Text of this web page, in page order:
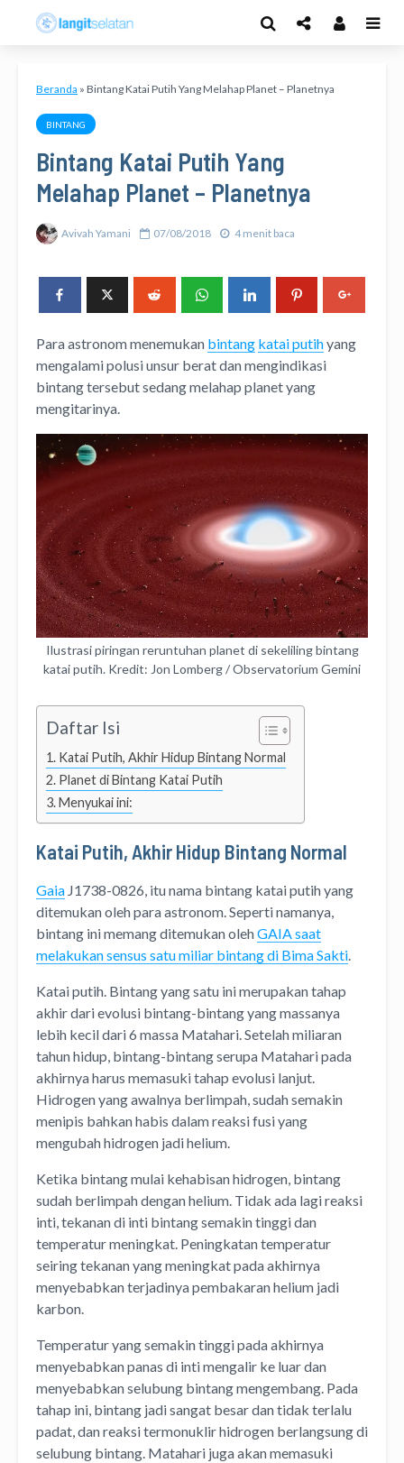
Beranda » Bintang Katai Putih Yang Melahap Planet – Planetnya
BINTANG
Bintang Katai Putih Yang
Melahap Planet – Planetnya
Avivah Yamani 07/08/2018 4 menit baca
Para astronom menemukan bintang katai putihyang
mengalami polusi unsur berat dan mengindikasi
bintang tersebut sedang melahap planet yang
mengitarinya.
Ilustrasi piringan reruntuhan planet di sekeliling bintang
katai putih. Kredit: Jon Lomberg / Observatorium Gemini
Daftar Isi
Katai Putih, Akhir Hidup Bintang Normal
Planet di Bintang Katai Putih
Menyukai ini:
Katai Putih, Akhir Hidup Bintang Normal
Gaia J1738-0826, itu nama bintang katai putih yang
ditemukan oleh para astronom. Seperti namanya,
bintang ini memang ditemukan olehGAIA saat
melakukan sensus satu miliar bintang di Bima Sakti.
Katai putih. Bintang yang satu ini merupakan tahap
akhir dari evolusi bintang-bintang yang massanya
lebih kecil dari 6 massa Matahari. Setelah miliaran
tahun hidup, bintang-bintang serupa Matahari pada
akhirnya harus memasuki tahap evolusi lanjut.
Hidrogen yang awalnya berlimpah, sudah semakin
menipis bahkan habis dalam reaksi fusi yang
mengubah hidrogen jadi helium.
Ketika bintang mulai kehabisan hidrogen, bintang
sudah berlimpah dengan helium. Tidak ada lagi reaksi
inti, tekanan di inti bintang semakin tinggi dan
temperatur meningkat. Peningkatan temperatur
seiring tekanan yang meningkat pada akhirnya
menyebabkan terjadinya pembakaran helium jadi
karbon.
Temperatur yang semakin tinggi pada akhirnya
menyebabkan panas di inti mengalir ke luar dan
menyebabkan selubung bintang mengembang. Pada
tahap ini, bintang jadi sangat besar dan tidak terlalu
padat, dan reaksi termonuklir hidrogen berlangsung di
selubung bintang. Matahari juga akan memasuki